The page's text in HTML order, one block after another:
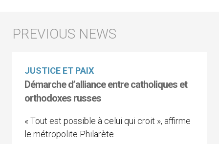
JUSTICE ET PAIX
Démarche d’alliance entre catholiques et
orthodoxes russes
« Tout est possible à celui qui croit », affirme
le métropolite Philarète